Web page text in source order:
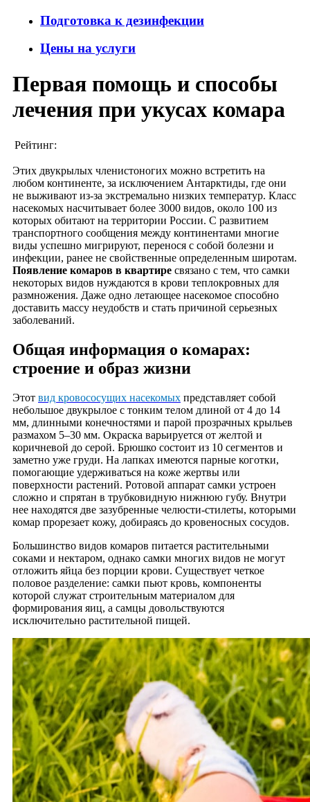
Подготовка к дезинфекции
Цены на услуги
Первая помощь и способы
лечения при укусах комара
Рейтинг:
Этих двукрылых членистоногих можно встретить на
любом континенте, за исключением Антарктиды, где они
не выживают из-за экстремально низких температур. Класс
насекомых насчитывает более 3000 видов, около 100 из
которых обитают на территории России. С развитием
транспортного сообщения между континентами многие
виды успешно мигрируют, перенося с собой болезни и
инфекции, ранее не свойственные определенным широтам.
Появление комаров в квартире связано с тем, что самки
некоторых видов нуждаются в крови теплокровных для
размножения. Даже одно летающее насекомое способно
доставить массу неудобств и стать причиной серьезных
заболеваний.
Общая информация о комарах:
строение и образ жизни
Этот вид кровососущих насекомых представляет собой
небольшое двукрылое с тонким телом длиной от 4 до 14
мм, длинными конечностями и парой прозрачных крыльев
размахом 5–30 мм. Окраска варьируется от желтой и
коричневой до серой. Брюшко состоит из 10 сегментов и
заметно уже груди. На лапках имеются парные коготки,
помогающие удерживаться на коже жертвы или
поверхности растений. Ротовой аппарат самки устроен
сложно и спрятан в трубковидную нижнюю губу. Внутри
нее находятся две зазубренные челюсти-стилеты, которыми
комар прорезает кожу, добираясь до кровеносных сосудов.
Большинство видов комаров питается растительными
соками и нектаром, однако самки многих видов не могут
отложить яйца без порции крови. Существует четкое
половое разделение: самки пьют кровь, компоненты
которой служат строительным материалом для
формирования яиц, а самцы довольствуются
исключительно растительной пищей.